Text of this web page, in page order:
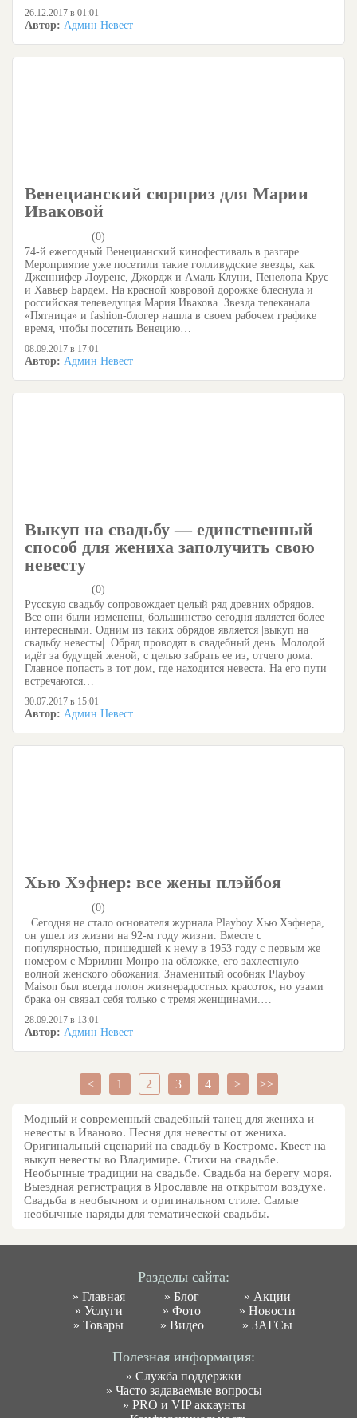
26.12.2017 в 01:01
Автор: Админ Невест
Венецианский сюрприз для Марии
Иваковой
(0)
74-й ежегодный Венецианский кинофестиваль в разгаре.
Мероприятие уже посетили такие голливудские звезды, как
Дженнифер Лоуренс, Джордж и Амаль Клуни, Пенелопа Крус
и Хавьер Бардем. На красной ковровой дорожке блеснула и
российская телеведущая Мария Ивакова. Звезда телеканала
«Пятница» и fashion-блогер нашла в своем рабочем графике
время, чтобы посетить Венецию…
08.09.2017 в 17:01
Автор: Админ Невест
Выкуп на свадьбу — единственный
способ для жениха заполучить свою
невесту
(0)
Русскую свадьбу сопровождает целый ряд древних обрядов.
Все они были изменены, большинство сегодня является более
интересными. Одним из таких обрядов является |выкуп на
свадьбу невесты|. Обряд проводят в свадебный день. Молодой
идёт за будущей женой, с целью забрать ее из, отчего дома.
Главное попасть в тот дом, где находится невеста. На его пути
встречаются…
30.07.2017 в 15:01
Автор: Админ Невест
Хью Хэфнер: все жены плэйбоя
(0)
Сегодня не стало основателя журнала Playboy Хью Хэфнера,
он ушел из жизни на 92-м году жизни. Вместе с
популярностью, пришедшей к нему в 1953 году с первым же
номером с Мэрилин Монро на обложке, его захлестнуло
волной женского обожания. Знаменитый особняк Playboy
Maison был всегда полон жизнерадостных красоток, но узами
брака он связал себя только с тремя женщинами.…
28.09.2017 в 13:01
Автор: Админ Невест
< 1 2 3 4 > >>
Модный и современный свадебный танец для жениха и
невесты в Иваново. Песня для невесты от жениха.
Оригинальный сценарий на свадьбу в Костроме. Квест на
выкуп невесты во Владимире. Стихи на свадьбе.
Необычные традиции на свадьбе. Свадьба на берегу моря.
Выездная регистрация в Ярославле на открытом воздухе.
Свадьба в необычном и оригинальном стиле. Самые
необычные наряды для тематической свадьбы.
Разделы сайта:
» Главная
» Услуги
»Товары
»Блог
»Фото
» Видео
» Акции
» Новости
» ЗАГСы
Полезная информация:
»Служба поддержки
» Часто задаваемые вопросы
» PRO и VIP аккаунты